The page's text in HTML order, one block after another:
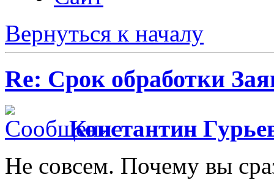
Вернуться к началу
Re: Срок обработки
Константин
Не совсем. Почему вы